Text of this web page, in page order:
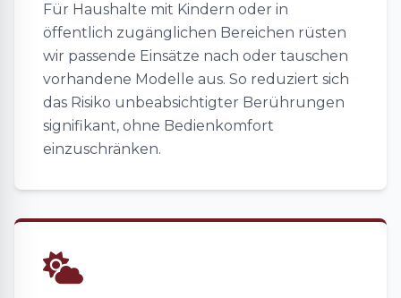
Für Haushalte mit Kindern oder in
öffentlich zugänglichen Bereichen rüsten
wir passende Einsätze nach oder tauschen
vorhandene Modelle aus. So reduziert sich
das Risiko unbeabsichtigter Berührungen
signifikant, ohne Bedienkomfort
einzuschränken.